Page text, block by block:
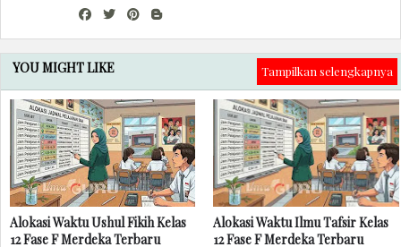
YOU MIGHT LIKE Tampilkan selengkapnya
Alokasi Waktu Ushul Fikih Kelas
12 Fase F Merdeka Terbaru
Alokasi Waktu Ilmu Tafsir Kelas
12 Fase F Merdeka Terbaru